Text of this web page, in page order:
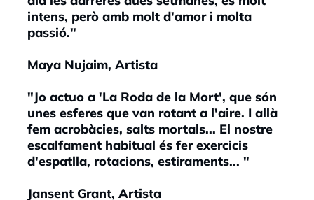
intens, però amb molt d'amor i molta
passió."
Maya Nujaim, Artista
"Jo actuo a 'La Roda de la Mort', que són
unes esferes que van rotant a l'aire. I allà
fem acrobàcies, salts mortals... El nostre
escalfament habitual és fer exercicis
d'espatlla, rotacions, estiraments... "
Jansent Grant, Artista